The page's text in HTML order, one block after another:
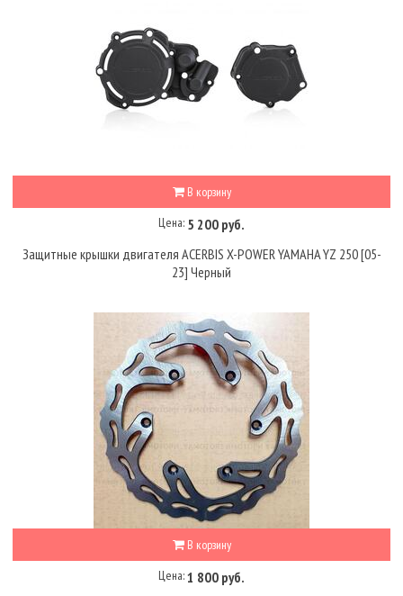
В корзину
Цена: 5 200 руб.
Защитные крышки двигателя ACERBIS X-POWER YAMAHA YZ 250 [05-
23] Черный
В корзину
Цена:1 800 руб.